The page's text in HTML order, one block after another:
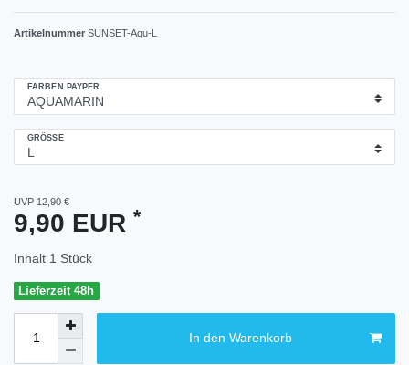
Artikelnummer SUNSET-Aqu-L
FARBEN PAYPER
GRÖSSE
UVP 12,90 €
9,90 EUR *
Inhalt 1 Stück
Lieferzeit 48h
In den Warenkorb